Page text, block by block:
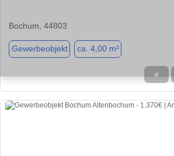
Bochum, 44803
Gewerbeobjekt ca. 4,00 m²
★